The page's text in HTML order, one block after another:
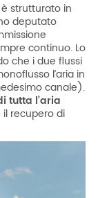
strutturato in
deputato
continuo. Lo
che i due flussi
l’aria in
canale).
tutta l’aria
il recupero di